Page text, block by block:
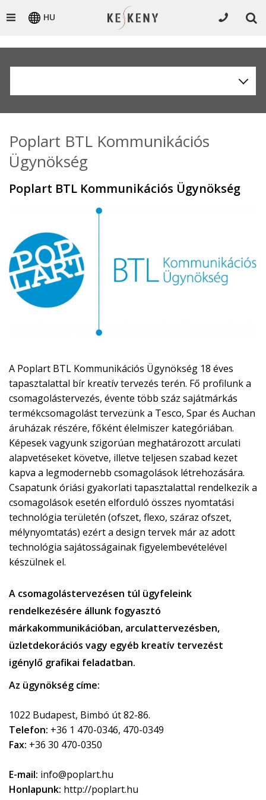
HU
Poplart BTL Kommunikációs
Ügynökség
Poplart BTL Kommunikációs Ügynökség
A Poplart BTL Kommunikációs Ügynökség 18 éves
tapasztalattal bír kreatív tervezés terén. Fő profilunk a
csomagolástervezés, évente több száz sajátmárkás
termékcsomagolást tervezünk a Tesco, Spar és Auchan
áruházak részére, főként élelmiszer kategóriában.
Képesek vagyunk szigorúan meghatározott arculati
alapvetéseket követve, illetve teljesen szabad kezet
kapva a legmodernebb csomagolások létrehozására.
Csapatunk óriási gyakorlati tapasztalattal rendelkezik a
csomagolások esetén elforduló összes nyomtatási
technológia területén (ofszet, flexo, száraz ofszet,
mélynyomtatás) ezért a design tervek már az adott
technológia sajátosságainak figyelembevételével
készülnek el.
A csomagolástervezésen túl ügyfeleink
rendelkezésére állunk fogyasztó
márkakommunikációban, arculattervezésben,
üzletdekorációs vagy egyéb kreatív tervezést
igénylő grafikai feladatban.
Az ügynökség címe:
1022 Budapest, Bimbó út 82-86.
Telefon: +36 1 470-0346, 470-0349
Fax: +36 30 470-0350
E-mail: info@poplart.hu
Honlapunk: http://poplart.hu